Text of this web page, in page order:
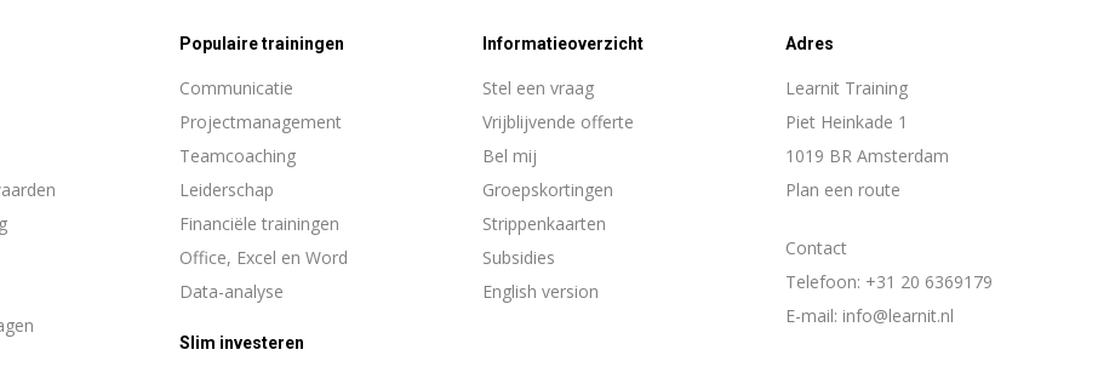
Populaire trainingen
Communicatie
Projectmanagement
Teamcoaching
Leiderschap
Financiële trainingen
Office, Excel en Word
Data-analyse
Slim investeren
Informatieoverzicht
Stel een vraag
Vrijblijvende offerte
Bel mij
Groepskortingen
Strippenkaarten
Subsidies
English version
Adres
Learnit Training
Piet Heinkade 1
1019 BR Amsterdam
Plan een route
Contact
Telefoon: +31 20 6369179
E-mail: info@learnit.nl